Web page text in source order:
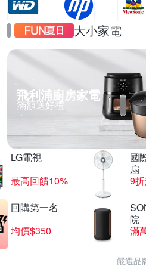
大小家電
飛利浦廚房家電
滿額送好禮
LG電視
最高回饋10%
國
扇
9
回購第一名
均價$350
院
滿
嚴選品